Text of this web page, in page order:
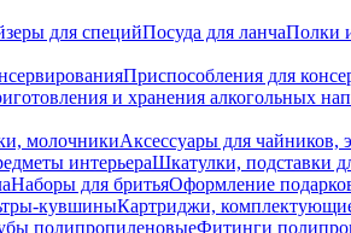
для специйПосуда для ланчаПолки
Приспособления для
и хранения алкогольных
молочникиАксессуары для чайников,
интерьераШкатулки, подставки
Наборы для бритьяОформление
кувшиныКартриджи,
полипропиленовыеФитинги